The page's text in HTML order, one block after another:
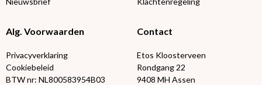
Alg. Voorwaarden
Privacyverklaring
Cookiebeleid
BTW nr: NL800583954B03
Contact
Etos Kloosterveen
Rondgang 22
9408 MH Assen